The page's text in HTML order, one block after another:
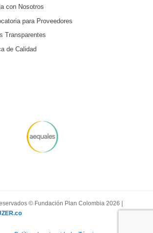
con Nosotros
para Proveedores
Transparentes
de Calidad
© Fundación Plan Colombia 2026 |